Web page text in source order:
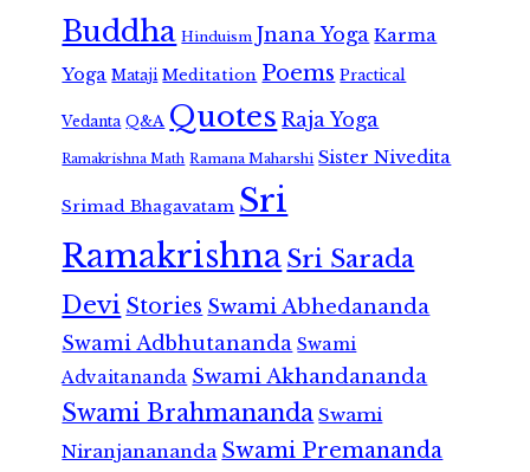
Buddha Hinduism Jnana Yoga Karma
Yoga Mataji Meditation Poems Practical
Vedanta Q&A Quotes Raja Yoga
Ramakrishna Math Ramana Maharshi Sister Nivedita
Srimad Bhagavatam Sri
RamakrishnaSri Sarada
Devi Stories Swami Abhedananda
Swami Adbhutananda Swami
Advaitananda Swami Akhandananda
Swami Brahmananda Swami
Niranjanananda Swami Premananda